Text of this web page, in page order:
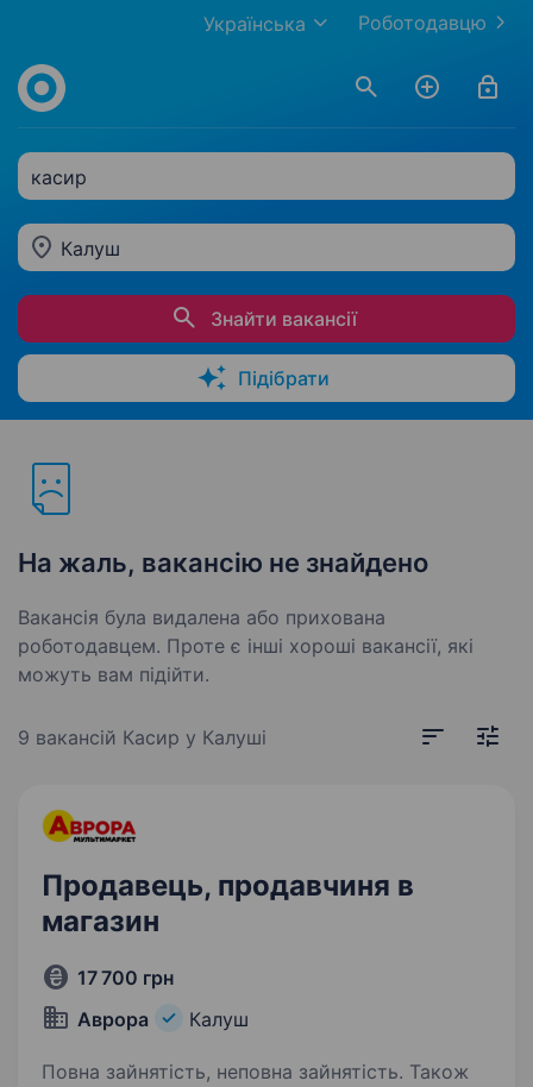
Роботодавцю
Українська
касир
Калуш
Знайти вакансії
Підібрати
На жаль, вакансію не знайдено
Вакансія була видалена або прихована
роботодавцем. Проте є інші хороші вакансії, які
можуть вам підійти.
9 вакансій Касир у Калуші
Продавець, продавчиня в
магазин
17 700 грн
Аврора
Калуш
Повна зайнятість, неповна зайнятість. Також